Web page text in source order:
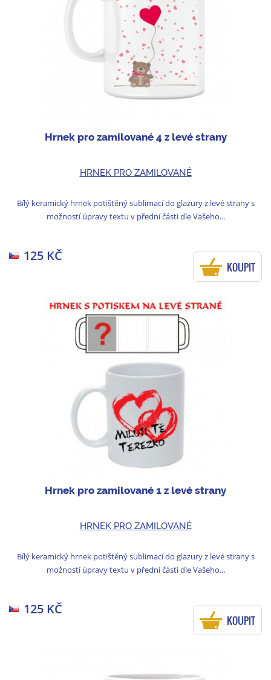
Hrnek pro zamilované 4 z levé strany
HRNEK PRO ZAMILOVANÉ
Bílý keramický hrnek potištěný sublimací do glazury z levé strany s
možností úpravy textu v přední části dle Vašeho...
125 KČ
KOUPIT
Hrnek pro zamilované 1 z levé strany
HRNEK PRO ZAMILOVANÉ
Bílý keramický hrnek potištěný sublimací do glazury z levé strany s
možností úpravy textu v přední části dle Vašeho...
125 KČ
KOUPIT